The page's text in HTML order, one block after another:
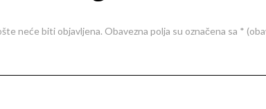
neće biti objavljena. Obavezna polja su označena sa *